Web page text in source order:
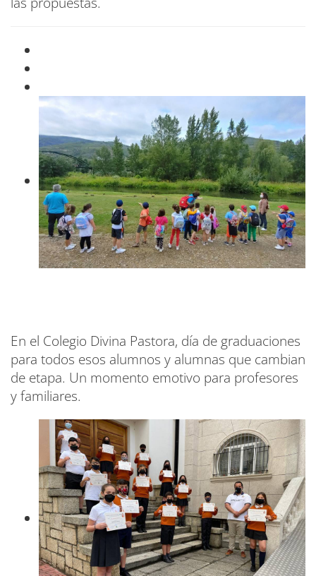
En el Colegio Divina Pastora, día de graduaciones
para todos esos alumnos y alumnas que cambian
de etapa. Un momento emotivo para profesores
y familiares.